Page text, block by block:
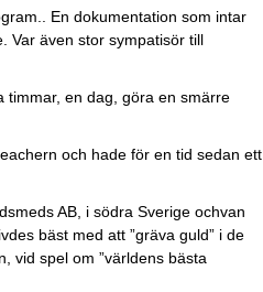
En dokumentation som intar
Var även stor sympatisör till
timmar, en dag, göra en smärre
och hade för en tid sedan ett
AB, i södra Sverige ochvan
bäst med att ”gräva guld” i de
vid spel om ”världens bästa